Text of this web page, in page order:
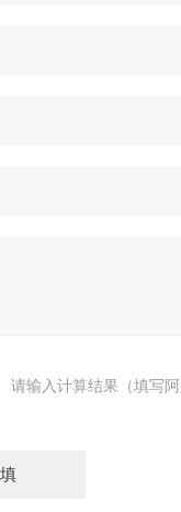
请输入计算结果（填写